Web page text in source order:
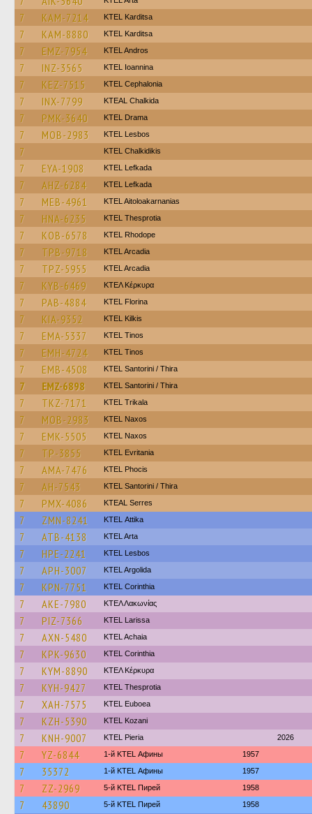
7 KAM-7214 ΚΤΕL Karditsa
7 KAM-8880 ΚΤΕL Karditsa
7 EMZ-7954 KTEL Andros
7 INZ-3565 KTEL Ioannina
7 KEZ-7515 KTEL Cephalonia
7 INX-7799 KTEAL Chalkida
7 PMK-3640 KTEL Drama
7 MOB-2983 KTEL Lesbos
7 ΚΤΕL Chalkidikis
7 EYA-1908 KTEL Lefkada
7 AHZ-6284 KTEL Lefkada
7 MEB-4961 KTEL Aitoloakarnanias
7 HNA-6235 KTEL Thesprotia
7 KOB-6578 KTEL Rhodope
7 TPB-9718 KTEL Arcadia
7 TPZ-5955 KTEL Arcadia
7 KYB-6469 ΚΤΕΛ Κέρκυρα
7 PAB-4884 KTEL Florina
7 KIA-9352 KTEL Kilkis
7 EMA-5337 KTEL Tinos
7 EMH-4724 KTEL Tinos
7 EMB-4508 KTEL Santorini / Thira
7 EMZ-6898 KTEL Santorini / Thira
7 TKZ-7171 ΚΤΕL Τrikala
7 MOB-2983 KTEL Naxos
7 EMK-5505 KTEL Naxos
7 TP-3855 ΚΤΕL Evritania
7 AMA-7476 ΚΤΕL Phocis
7 AH-7543 KTEL Santorini / Thira
7 PMX-4086 KTEAL Serres
7 ZMN-8241 KΤΕL Αttika
7 ATB-4138 KTEL Arta
7 HPE-2241 KTEL Lesbos
7 APH-3007 KTEL Argolida
7 KPN-7751 KTEL Corinthia
7 AKE-7980 ΚΤΕΛ Λακωνίας
7 PIZ-7366 KTEL Larissa
7 AXN-5480 KTEL Achaia
7 KPK-9630 KTEL Corinthia
7 KYM-8890 ΚΤΕΛ Κέρκυρα
7 KYH-9427 KTEL Thesprotia
7 XAH-7575 ΚΤΕL Euboea
7 KZH-5390 ΚΤΕL Kozani
7 KNH-9007 KTEL Pieria 2026
7 YZ-6844 1-й KTEL Афины 1957
7 35372 1-й KTEL Афины 1957
7 ZZ-2969 5-й KTEL Пирей 1958
7 43890 5-й KTEL Пирей 1958